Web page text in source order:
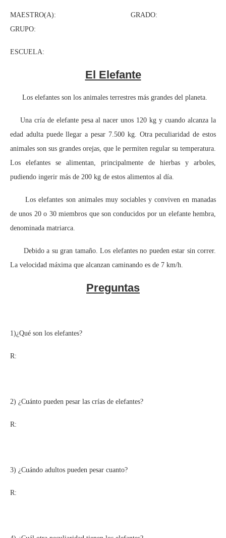
MAESTRO(A): GRADO:
GRUPO:
ESCUELA:
El Elefante
Los elefantes son los animales terrestres más grandes del planeta.
Una cría de elefante pesa al nacer unos 120 kg y cuando alcanza la
edad adulta puede llegar a pesar 7.500 kg. Otra peculiaridad de estos
animales son sus grandes orejas, que le permiten regular su temperatura.
Los elefantes se alimentan, principalmente de hierbas y arboles,
pudiendo ingerir más de 200 kg de estos alimentos al día.
Los elefantes son animales muy sociables y conviven en manadas
de unos 20 o 30 miembros que son conducidos por un elefante hembra,
denominada matriarca.
Debido a su gran tamaño. Los elefantes no pueden estar sin correr.
La velocidad máxima que alcanzan caminando es de 7 km/h.
Preguntas
1)¿Qué son los elefantes?
R:
2) ¿Cuánto pueden pesar las crías de elefantes?
R:
3) ¿Cuándo adultos pueden pesar cuanto?
R: